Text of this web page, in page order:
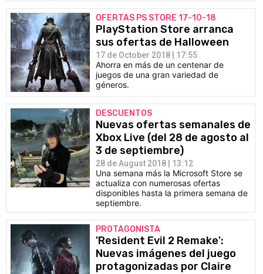
OFERTAS PS STORE 17-10-18
PlayStation Store arranca
sus ofertas de Halloween
17 de October 2018 | 17:55
Ahorra en más de un centenar de
juegos de una gran variedad de
géneros.
DESCUENTOS
Nuevas ofertas semanales de
Xbox Live (del 28 de agosto al
3 de septiembre)
28 de August 2018 | 13:12
Una semana más la Microsoft Store se
actualiza con numerosas ofertas
disponibles hasta la primera semana de
septiembre.
PROTAGONISTA
'Resident Evil 2 Remake':
Nuevas imágenes del juego
protagonizadas por Claire